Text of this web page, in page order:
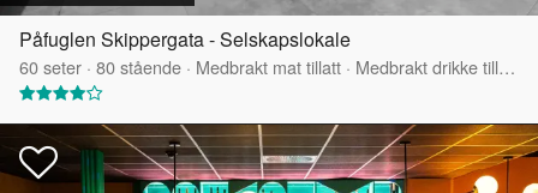
Påfuglen Skippergata - Selskapslokale
60seter · 80stående · Medbrakt mat tillatt · Medbrakt drikke tillatt